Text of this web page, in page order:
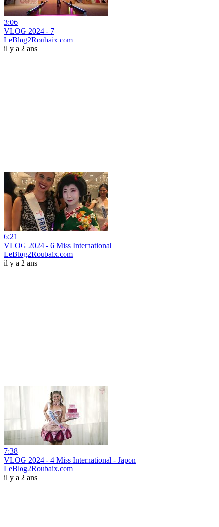
3:06
VLOG 2024 - 7
LeBlog2Roubaix.com
il y a 2 ans
6:21
VLOG 2024 - 6 Miss International
LeBlog2Roubaix.com
il y a 2 ans
7:38
VLOG 2024 - 4 Miss International - Japon
LeBlog2Roubaix.com
il y a 2 ans